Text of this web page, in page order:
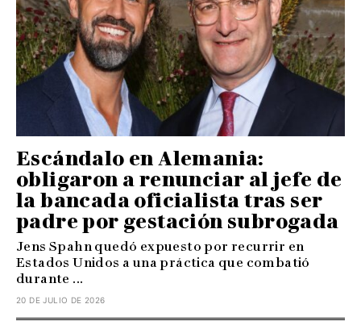
Escándalo en Alemania:
obligaron a renunciar al jefe de
la bancada oficialista tras ser
padre por gestación subrogada
Jens Spahn quedó expuesto por recurrir en
Estados Unidos a una práctica que combatió
durante ...
20 DE JULIO DE 2026